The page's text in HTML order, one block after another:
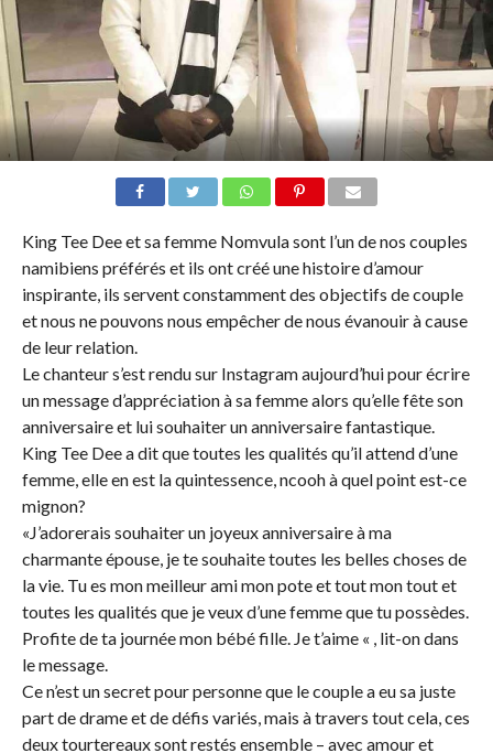
King Tee Dee et sa femme Nomvula sont l’un de nos couples
namibiens préférés et ils ont créé une histoire d’amour
inspirante, ils servent constamment des objectifs de couple
et nous ne pouvons nous empêcher de nous évanouir à cause
de leur relation.
Le chanteur s’est rendu sur Instagram aujourd’hui pour écrire
un message d’appréciation à sa femme alors qu’elle fête son
anniversaire et lui souhaiter un anniversaire fantastique.
King Tee Dee a dit que toutes les qualités qu’il attend d’une
femme, elle en est la quintessence, ncooh à quel point est-ce
mignon?
«J’adorerais souhaiter un joyeux anniversaire à ma
charmante épouse, je te souhaite toutes les belles choses de
la vie. Tu es mon meilleur ami mon pote et tout mon tout et
toutes les qualités que je veux d’une femme que tu possèdes.
Profite de ta journée mon bébé fille. Je t’aime « , lit-on dans
le message.
Ce n’est un secret pour personne que le couple a eu sa juste
part de drame et de défis variés, mais à travers tout cela, ces
deux tourtereaux sont restés ensemble – avec amour et